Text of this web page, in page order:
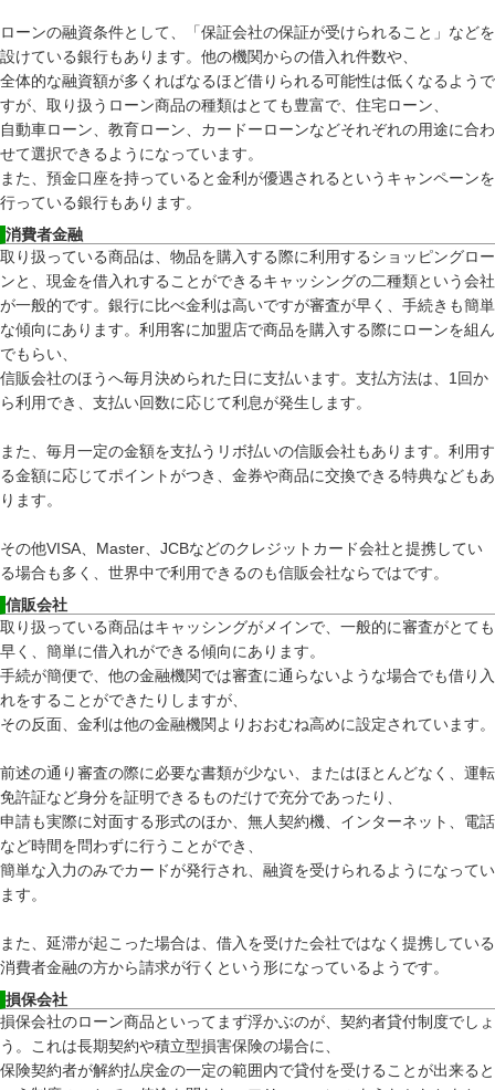
ローンの融資条件として、「保証会社の保証が受けられること」などを
設けている銀行もあります。他の機関からの借入れ件数や、
全体的な融資額が多くればなるほど借りられる可能性は低くなるようで
すが、取り扱うローン商品の種類はとても豊富で、住宅ローン、
自動車ローン、教育ローン、カードーローンなどそれぞれの用途に合わ
せて選択できるようになっています。
また、預金口座を持っていると金利が優遇されるというキャンペーンを
行っている銀行もあります。
消費者金融
取り扱っている商品は、物品を購入する際に利用するショッピングロー
ンと、現金を借入れすることができるキャッシングの二種類という会社
が一般的です。銀行に比べ金利は高いですが審査が早く、手続きも簡単
な傾向にあります。利用客に加盟店で商品を購入する際にローンを組ん
でもらい、
信販会社のほうへ毎月決められた日に支払います。支払方法は、1回か
ら利用でき、支払い回数に応じて利息が発生します。
また、毎月一定の金額を支払うリボ払いの信販会社もあります。利用す
る金額に応じてポイントがつき、金券や商品に交換できる特典などもあ
ります。
その他VISA、Master、JCBなどのクレジットカード会社と提携してい
る場合も多く、世界中で利用できるのも信販会社ならではです。
信販会社
取り扱っている商品はキャッシングがメインで、一般的に審査がとても
早く、簡単に借入れができる傾向にあります。
手続が簡便で、他の金融機関では審査に通らないような場合でも借り入
れをすることができたりしますが、
その反面、金利は他の金融機関よりおおむね高めに設定されています。
前述の通り審査の際に必要な書類が少ない、またはほとんどなく、運転
免許証など身分を証明できるものだけで充分であったり、
申請も実際に対面する形式のほか、無人契約機、インターネット、電話
など時間を問わずに行うことができ、
簡単な入力のみでカードが発行され、融資を受けられるようになってい
ます。
また、延滞が起こった場合は、借入を受けた会社ではなく提携している
消費者金融の方から請求が行くという形になっているようです。
損保会社
損保会社のローン商品といってまず浮かぶのが、契約者貸付制度でしょ
う。これは長期契約や積立型損害保険の場合に、
保険契約者が解約払戻金の一定の範囲内で貸付を受けることが出来ると